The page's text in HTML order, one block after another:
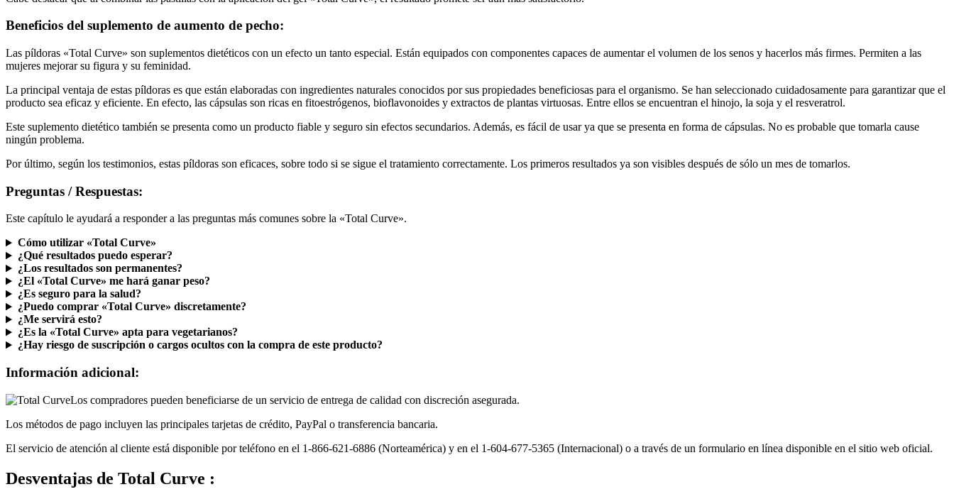
Beneficios del suplemento de aumento de pecho:
Las píldoras «Total Curve» son suplementos dietéticos con un efecto un tanto especial. Están equipados con componentes capaces de aumentar el volumen de los senos y hacerlos más firmes. Permiten a las
mujeres mejorar su figura y su feminidad.
La principal ventaja de estas píldoras es que están elaboradas con ingredientes naturales conocidos por sus propiedades beneficiosas para el organismo. Se han seleccionado cuidadosamente para garantizar que el
producto sea eficaz y eficiente. En efecto, las cápsulas son ricas en fitoestrógenos, bioflavonoides y extractos de plantas virtuosas. Entre ellos se encuentran el hinojo, la soja y el resveratrol.
Este suplemento dietético también se presenta como un producto fiable y seguro sin efectos secundarios. Además, es fácil de usar ya que se presenta en forma de cápsulas. No es probable que tomarla cause
ningún problema.
Por último, según los testimonios, estas píldoras son eficaces, sobre todo si se sigue el tratamiento correctamente. Los primeros resultados ya son visibles después de sólo un mes de tomarlos.
Preguntas / Respuestas:
Este capítulo le ayudará a responder a las preguntas más comunes sobre la «Total Curve».
Cómo utilizar «Total Curve»
¿Qué resultados puedo esperar?
¿Los resultados son permanentes?
¿El «Total Curve» me hará ganar peso?
¿Es seguro para la salud?
¿Puedo comprar «Total Curve» discretamente?
¿Me servirá esto?
¿Es la «Total Curve» apta para vegetarianos?
¿Hay riesgo de suscripción o cargos ocultos con la compra de este producto?
Información adicional:
Los compradores pueden beneficiarse de un servicio de entrega de calidad con discreción asegurada.
Los métodos de pago incluyen las principales tarjetas de crédito, PayPal o transferencia bancaria.
El servicio de atención al cliente está disponible por teléfono en el 1-866-621-6886 (Norteamérica) y en el 1-604-677-5365 (Internacional) o a través de un formulario en línea disponible en el sitio web oficial.
Desventajas de Total Curve :